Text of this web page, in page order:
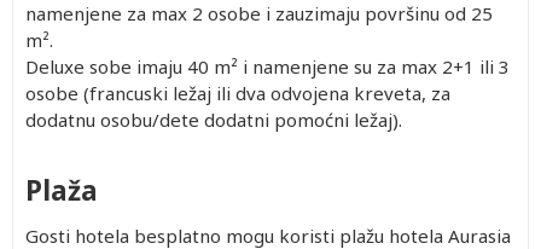
namenjene za max 2 osobe i zauzimaju površinu od 25
m².
Deluxe sobe imaju 40 m² i namenjene su za max 2+1 ili 3
osobe (francuski ležaj ili dva odvojena kreveta, za
dodatnu osobu/dete dodatni pomoćni ležaj).
Plaža
Gosti hotela besplatno mogu koristi plažu hotela Aurasia